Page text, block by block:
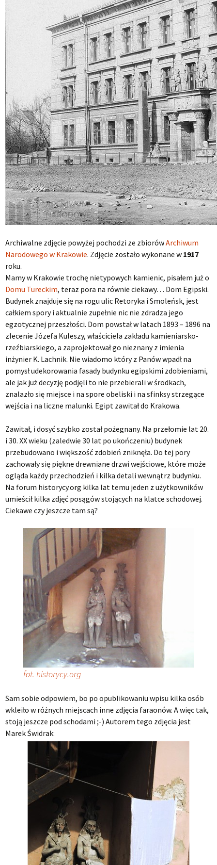
Archiwalne zdjęcie powyżej pochodzi ze zbiorówArchiwum
Narodowego w Krakowie. Zdjęcie zostało wykonane w 1917
roku.
Mamy w Krakowie trochę nietypowych kamienic, pisałem już o
Domu Tureckim, teraz pora na równie ciekawy… Dom Egipski.
Budynek znajduje się na rogu ulic Retoryka i Smoleńsk, jest
całkiem spory i aktualnie zupełnie nic nie zdradza jego
egzotycznej przeszłości. Dom powstał w latach 1893 – 1896 na
zlecenie Józefa Kuleszy, właściciela zakładu kamieniarsko-
rzeźbiarskiego, a zaprojektował go nieznany z imienia
inżynier K. Lachnik. Nie wiadomo który z Panów wpadł na
pomysł udekorowania fasady budynku egipskimi zdobieniami,
ale jak już decyzję podjęli to nie przebierali w środkach,
znalazło się miejsce i na spore obeliski i na sfinksy strzegące
wejścia i na liczne malunki. Egipt zawitał do Krakowa.
Zawitał, i dosyć szybko został pożegnany. Na przełomie lat 20.
i 30. XX wieku (zaledwie 30 lat po ukończeniu) budynek
przebudowano i większość zdobień zniknęła. Do tej pory
zachowały się piękne drewniane drzwi wejściowe, które może
ogląda każdy przechodzień i kilka detali wewnątrz budynku.
Na forum historycy.org kilka lat temu jeden z użytkowników
umieścił kilka zdjęć posągów stojących na klatce schodowej.
Ciekawe czy jeszcze tam są?
fot. historycy.org
Sam sobie odpowiem, bo po opublikowaniu wpisu kilka osób
wkleiło w różnych miejscach inne zdjęcia faraonów. A więc tak,
stoją jeszcze pod schodami ;-) Autorem tego zdjęcia jest
Marek Świdrak: